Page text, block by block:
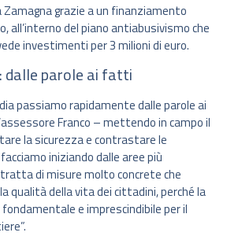
grazie a un finanziamento
all’interno del piano antiabusivismo che
investimenti per 3 milioni di euro.
dalle parole ai fatti
passiamo rapidamente dalle parole ai
Franco – mettendo in campo il
la sicurezza e contrastare le
iniziando dalle aree più
di misure molto concrete che
qualità della vita dei cittadini, perché la
fondamentale e imprescindibile per il